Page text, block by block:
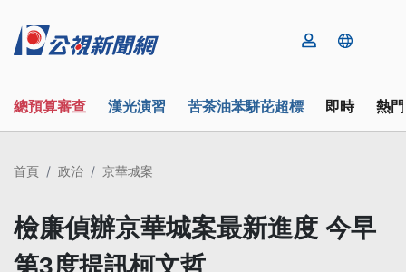
總預算審查 漢光演習 苦茶油苯駢芘超標 即時 熱
首頁 政治 京華城案
檢廉偵辦京華城案最新進度 今早
第3度提訊柯文哲